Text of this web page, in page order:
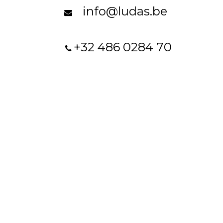
info@ludas.be
+32 486 0284 70